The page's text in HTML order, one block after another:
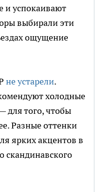
и успокаивают
выбирали эти
ощущение
не устарели.
холодные
для того, чтобы
Разные оттенки
ярких акцентов в
скандинавского